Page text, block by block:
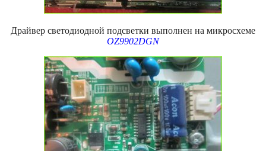
Драйвер светодиодной подсветки выполнен на микросхеме
OZ9902DGN